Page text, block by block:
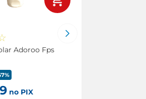
Adoroo Fps
no PIX